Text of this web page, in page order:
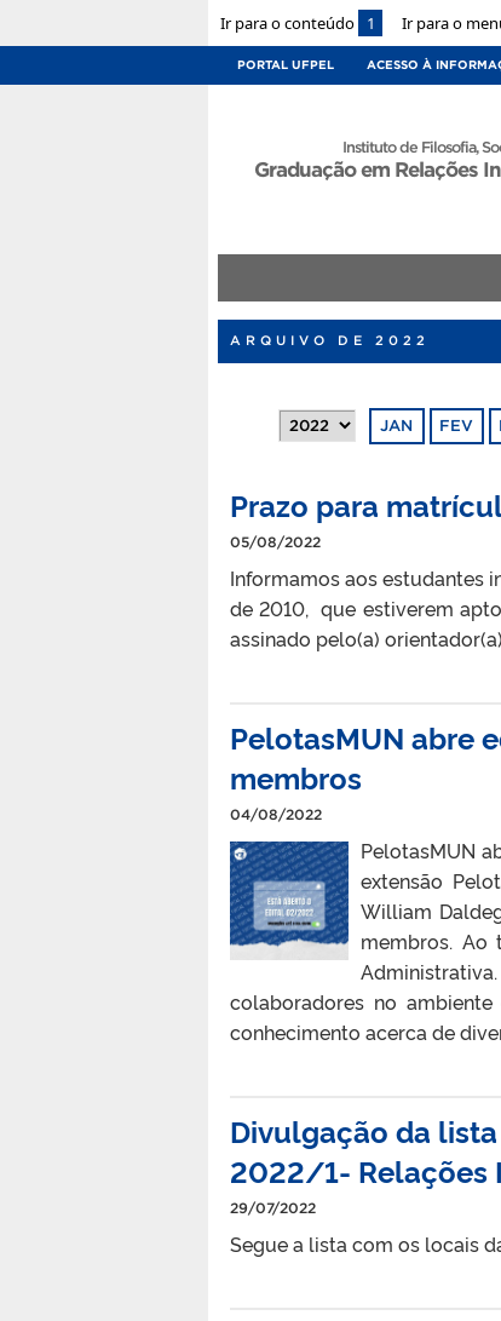
Ir para o conteúdo 1 Ir para o
PORTAL UFPEL ACESSO À
Instituto de Filosofia,
Graduação em Relações
ARQUIVO DE 2022
JAN FEV
Prazo para
05/08/2022
Informamos aos estudantes
de 2010, que estiverem
assinado pelo(a)
PelotasMUN abre
membros
04/08/2022
PelotasMUN
extensão
William
membros. Ao
colaboradores no
conhecimento acerca de
Divulgação da
2022/1- Relações
29/07/2022
Segue a lista com os locais